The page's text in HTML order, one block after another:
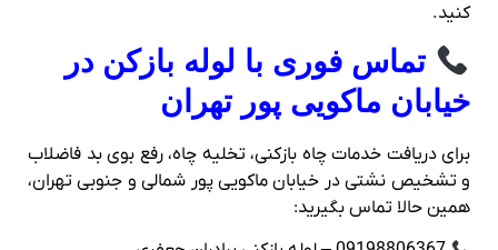
کنید.
تماس فوری با لوله بازکن در
خیابان ماکویی پور تهران
برای دریافت خدمات چاه بازکنی، تخلیه چاه، رفع بوی بد فاضلاب
و تشخیص نشتی در خیابان ماکویی پور شمالی و جنوبی تهران،
همین حالا تماس بگیرید: